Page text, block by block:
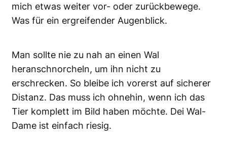
mich etwas weiter vor- oder zurückbewege.
Was für ein ergreifender Augenblick.
Man sollte nie zu nah an einen Wal
heranschnorcheln, um ihn nicht zu
erschrecken. So bleibe ich vorerst auf sicherer
Distanz. Das muss ich ohnehin, wenn ich das
Tier komplett im Bild haben möchte. Dei Wal-
Dame ist einfach riesig.